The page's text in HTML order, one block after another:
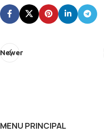
Newer
MENU PRINCIPAL